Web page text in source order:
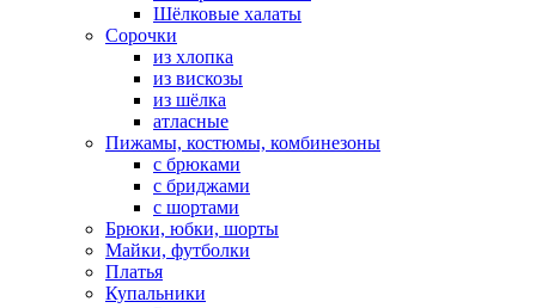
Шёлковые халаты
Сорочки
из хлопка
из вискозы
из шёлка
атласные
Пижамы, костюмы, комбинезоны
с брюками
с бриджами
с шортами
Брюки, юбки, шорты
Майки, футболки
Платья
Купальники